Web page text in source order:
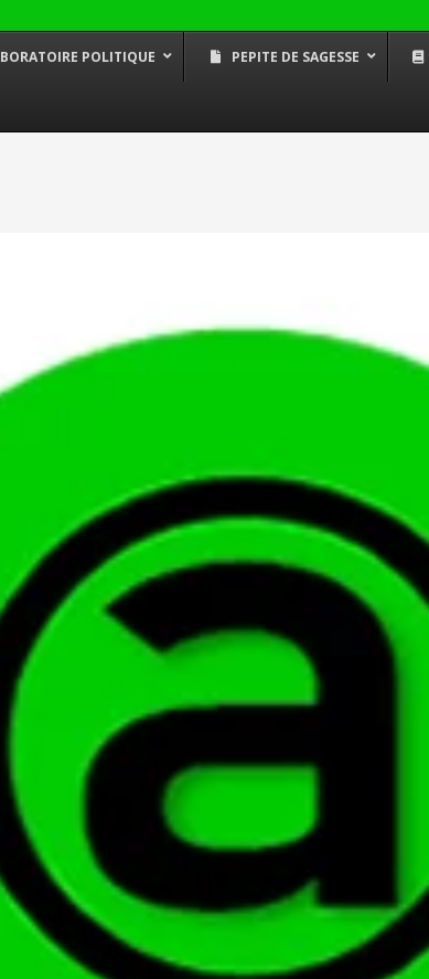
POLITIQUE PEPITE DE SAGESSE